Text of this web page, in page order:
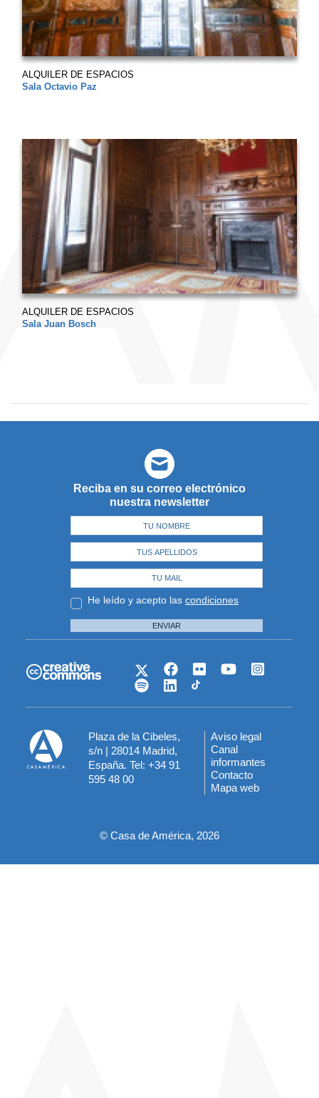
ALQUILER DE ESPACIOS
Sala Octavio Paz
ALQUILER DE ESPACIOS
Sala Juan Bosch
Reciba en su correo electrónico
nuestra newsletter
He leído y acepto las condiciones
ENVIAR
Plaza de la Cibeles,
s/n | 28014 Madrid,
España. Tel: +34 91
595 48 00
Menú
del
pie
Aviso legal
Canal
informantes
Contacto
Mapa web
© Casa de América, 2026